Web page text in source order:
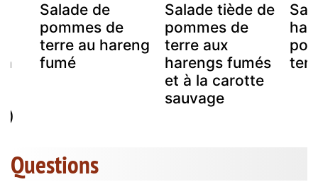
Salade de
pommes de
terre au hareng
fumé
Salade tiède de
pommes de
terre aux
harengs fumés
et à la carotte
sauvage
Questions